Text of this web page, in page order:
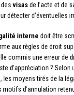
visas de l’acte et de
détecter d’éventuelles
interne doit être
aux règles de droit
commis une erreur de
d’appréciation ? Selon
les moyens tirés de la
motifs d’annulation